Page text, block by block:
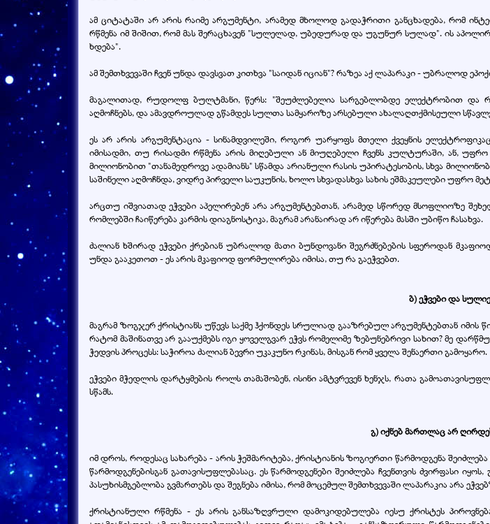
ამ ციტატაში არ არის რაიმე არგუმენტი, არამედ მხოლოდ გადაჭრითი განცხადება, რომ
რწმენა იმ შიშით, რომ მას შერაცხავენ "სულელად, უბედურად და უგუნურ სულად". ის
ხდება".
ამ შემთხვევაში ჩვენ უნდა დავსვათ კითხვა "საიდან იციან"? რაზეა აქ ლაპარაკი - უბრალოდ
მაგალითად, რუდოლფ ბულტმანი, წერს: "შეუძლებელია სარგებლობდე ელექტრობით და
აღმოჩნებს, და ამავდროულად გწამდეს სულთა სამყაროზე არსებული ახალაღთქმისეული
ეს არ არის არგუმენტაცია - სინამდვილეში, როგორ უარყოფს მთელი ქვეყნის
იმისადმი, თუ რისადმი რწმენა არის მიღებული ან მიუღებელი ჩვენს კულტურაში, ან,
მილიონობით "თანამედროვე ადამიანს" სწამდა არიანული რასის უპირატესობის, სხვა
საშინელი აღმოჩნდა, ვიდრე პირველი საუკუნის, ხოლო სხვადასხვა სახის ეშმაკეულები უფრო
არცთუ იშვიათად ეჭვები აპელირებენ არა არგუმენტებთან, არამედ სწორედ მსოფლიოზე
რომლებში ჩაიწერება კარმის დიაგნოსტიკა, მაგრამ არანაირად არ იწერება მასში უბიწო ჩასახვა.
ძალიან ხშირად ეჭვები ქრებიან უბრალოდ მათი ბუნდოვანი შეგრძნებების სფეროდან
უნდა გააკეთოთ - ეს არის მკაფიოდ ფორმულირება იმისა, თუ რა გაეჭვებთ.
ბ) ეჭვები და
მაგრამ ზოგჯერ ქრისტიანს უწევს საქმე ჰქონდეს სრულიად გააზრებულ არგუმენტებთან იმის
რატომ მაშინათვე არ გააუქმებს იგი ყოველგვარ ეჭვს რომელიმე ზებუნებრივი სახით? მე
ჭედვის პროცესს: საჭიროა ძალიან ბევრი უკაკუნო რკინას, მისგან რომ ყველა შენაერთი გამოყარო.
ეჭვები მჭედლის დარტყმების როლს თამაშობენ, ისინი ამტვრევენ ხენჯს, რათა
სწამს.
გ) იქნებ მართლაც არ
იმ დროს, როდესაც სახარება - არის ჭეშმარიტება, ქრისტიანის ზოგიერთი წარმოდგენა
წარმოდგენებისგან გათავისუფლებასაც. ეს წარმოდგენები შეიძლება ჩვენთვის ძვირფასი
პასუხისმგებლობა გვმართებს და შეგნება იმისა, რომ მოცემულ შემთხვევაში ლაპარაკია არა
ქრისტიანული რწმენა - ეს არის განსაზღვრული დამოკიდებულება იესუ ქრისტეს